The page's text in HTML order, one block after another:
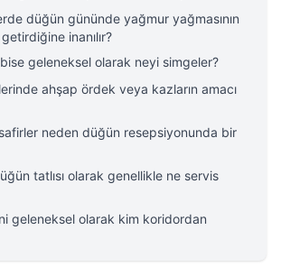
düğün gününde yağmur yağmasının
inanılır?
geleneksel olarak neyi simgeler?
ahşap ördek veya kazların amacı
neden düğün resepsiyonunda bir
tatlısı olarak genellikle ne servis
geleneksel olarak kim koridordan